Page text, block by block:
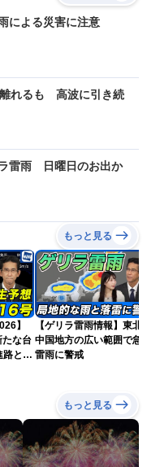
による災害に注意
れるも 高波に引き続
雷雨 日曜日のお出か
もっと見る
】
たな台
路と日
【ゲリラ雷雨情報】東北
中国地方の広い範囲で急
雷雨に警戒
もっと見る